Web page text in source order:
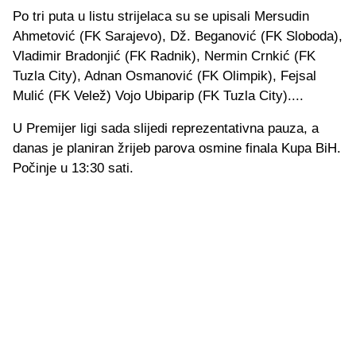
Po tri puta u listu strijelaca su se upisali Mersudin
Ahmetović (FK Sarajevo), Dž. Beganović (FK Sloboda),
Vladimir Bradonjić (FK Radnik), Nermin Crnkić (FK
Tuzla City), Adnan Osmanović (FK Olimpik), Fejsal
Mulić (FK Velež) Vojo Ubiparip (FK Tuzla City)....
U Premijer ligi sada slijedi reprezentativna pauza, a
danas je planiran žrijeb parova osmine finala Kupa BiH.
Počinje u 13:30 sati.